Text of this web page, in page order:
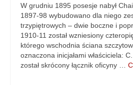
W grudniu 1895 posesje nabył
1897-98 wybudowano dla niego
trzypiętrowych – dwie boczne i
1910-11 został wzniesiony
którego wschodnia ściana
oznaczona inicjałami właściciela:
został skrócony łącznik oficyny …